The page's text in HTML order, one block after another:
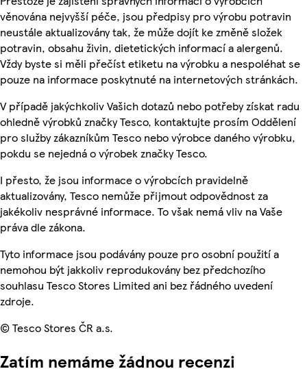
věnována nejvyšší péče, jsou předpisy pro výrobu potravin
neustále aktualizovány tak, že může dojít ke změně složek
potravin, obsahu živin, dietetických informací a alergenů.
Vždy byste si měli přečíst etiketu na výrobku a nespoléhat se
pouze na informace poskytnuté na internetových stránkách.
V případě jakýchkoliv Vašich dotazů nebo potřeby získat radu
ohledně výrobků značky Tesco, kontaktujte prosím Oddělení
pro služby zákazníkům Tesco nebo výrobce daného výrobku,
pokdu se nejedná o výrobek značky Tesco.
I přesto, že jsou informace o výrobcích pravidelně
aktualizovány, Tesco nemůže přijmout odpovědnost za
jakékoliv nesprávné informace. To však nemá vliv na Vaše
práva dle zákona.
Tyto informace jsou podávány pouze pro osobní použití a
nemohou být jakkoliv reprodukovány bez předchozího
souhlasu Tesco Stores Limited ani bez řádného uvedení
zdroje.
© Tesco Stores ČR a.s.
Zatím nemáme žádnou recenzi